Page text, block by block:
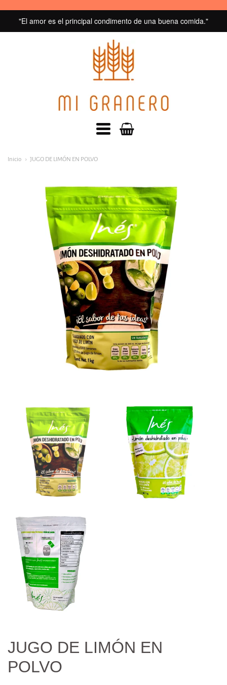
"El amor es el principal condimento de una buena comida."
Menú
principal
Inicio JUGO DE LIMÓN EN POLVO
JUGO DE LIMÓN EN
POLVO